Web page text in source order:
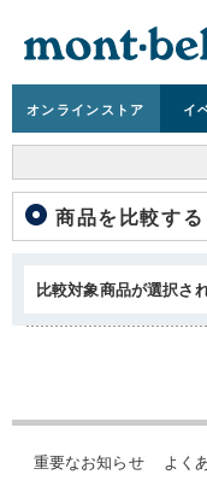
オンラインストア イ
商品を比較する
比較対象商品が選択さ
重要なお知らせ よく